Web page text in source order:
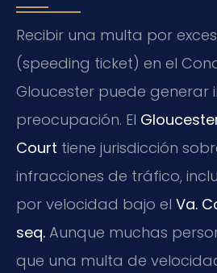
Recibir una multa por
(speeding ticket) en el
Gloucester puede generar
preocupación. El
Court tiene jurisdicción
infracciones de tráfico,
por velocidad bajo el Va.
seq. Aunque muchas
que una multa de